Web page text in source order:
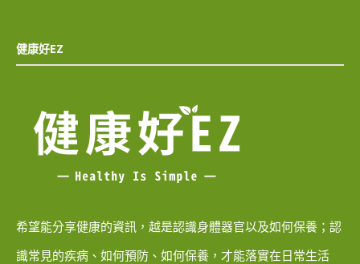
健康好EZ
希望能分享健康的資訊，越是認識身體器官以及如何保養；認
識常見的疾病、如何預防、如何保養，才能落實在日常生活